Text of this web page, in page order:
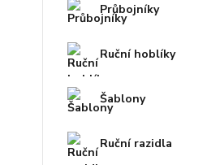
Průbojníky
Ruční hoblíky
Šablony
Ruční razidla